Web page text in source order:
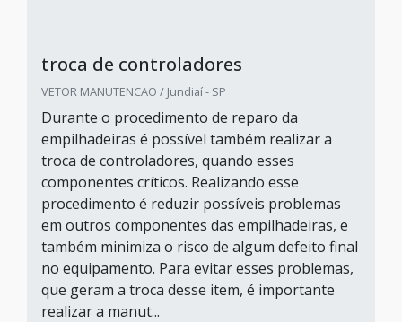
troca de controladores
VETOR MANUTENCAO / Jundiaí - SP
Durante o procedimento de reparo da
empilhadeiras é possível também realizar a
troca de controladores, quando esses
componentes críticos. Realizando esse
procedimento é reduzir possíveis problemas
em outros componentes das empilhadeiras, e
também minimiza o risco de algum defeito final
no equipamento. Para evitar esses problemas,
que geram a troca desse item, é importante
realizar a manut...